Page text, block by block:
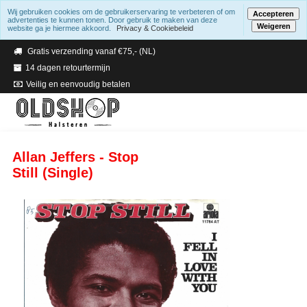
Verzending binnen 2 a 3 werkdagen
Gratis verzending vanaf €75,- (NL)
14 dagen retourtermijn
Veilig en eenvoudig betalen
Allan Jeffers - Stop
Still (Single)
Wij gebruiken cookies om de gebruikerservaring te verbeteren of om
advertenties te kunnen tonen. Door gebruik te maken van deze
website ga je hiermee akkoord.
Privacy & Cookiebeleid
Accepteren
Weigeren